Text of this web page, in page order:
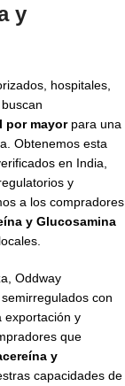
y
hospitales,
por mayorpara una
Obtenemos esta
en India,
y
a los compradores
y Glucosamina
Oddway
con
exportación y
que
y
capacidades de